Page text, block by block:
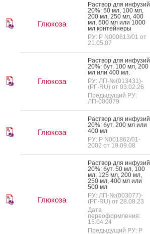
Глюкоза
Рас­твор для ин­фу­зий
20%: 50 мл, 100 мл,
200 мл, 250 мл, 400
мл, 500 мл или 1000
мл кон­тей­не­ры
РУ: Р N000613/01 от
21.05.07
Глюкоза
Рас­твор для ин­фу­зий
20%: бут. 100 мл, 200
мл или 400 мл.
РУ: ЛП-№(013431)-
(РГ-RU) от 03.02.26
Предыдущий РУ:
ЛП-000079
Глюкоза
Рас­твор для ин­фу­зий
20%: бут. 200 мл или
400 мл
РУ: Р N001862/01-
2002 от 19.09.08
Глюкоза
Рас­твор для ин­фу­зий
20%: бут. 50 мл, 100
мл, 125 мл, 200 мл,
250 мл, 400 мл или
500 мл
РУ: ЛП-№(003077)-
(РГ-RU) от 28.08.23
Дата
переоформления:
15.04.24
Предыдущий РУ: Р